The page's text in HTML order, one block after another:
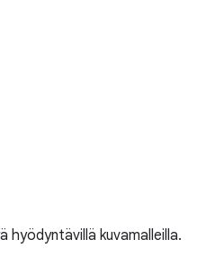
hyödyntävillä kuvamalleilla.